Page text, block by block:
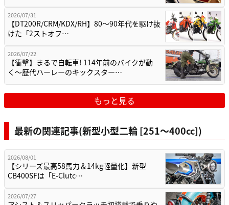
2026/07/31
【DT200R/CRM/KDX/RH】80〜90年代を駆け抜
けた「2ストオフ…
2026/07/22
【衝撃】まるで自転車! 114年前のバイクが動
く〜歴代ハーレーのキックスター…
もっと見る
最新の関連記事(新型小型二輪 [251〜400cc])
2026/08/01
【シリーズ最高58馬力＆14kg軽量化】新型
CB400SFは「E-Clutc…
2026/07/27